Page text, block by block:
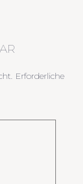
Erforderliche